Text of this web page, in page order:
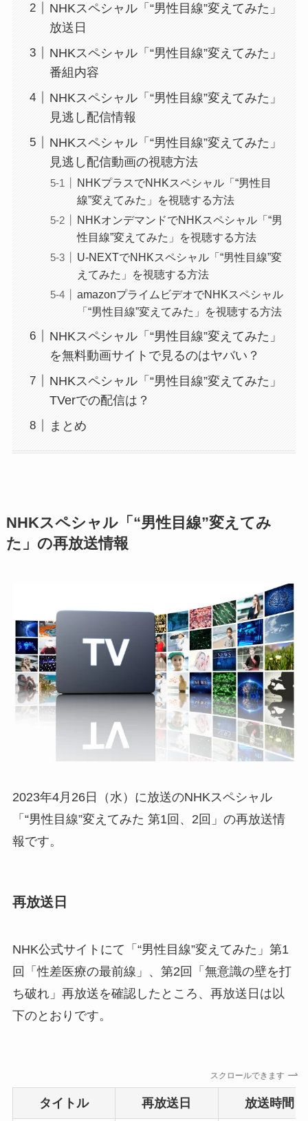
NHKスペシャル「“男性目線”変えてみた」
放送日
NHKスペシャル「“男性目線”変えてみた」
番組内容
NHKスペシャル「“男性目線”変えてみた」
見逃し配信情報
NHKスペシャル「“男性目線”変えてみた」
見逃し配信動画の視聴方法
NHKプラスでNHKスペシャル「“男性目
線”変えてみた」を視聴する方法
NHKオンデマンドでNHKスペシャル「“男
性目線”変えてみた」を視聴する方法
U-NEXTでNHKスペシャル「“男性目線”変
えてみた」を視聴する方法
amazonプライムビデオでNHKスペシャル
「“男性目線”変えてみた」を視聴する方法
NHKスペシャル「“男性目線”変えてみた」
を無料動画サイトで見るのはヤバい？
NHKスペシャル「“男性目線”変えてみた」
TVerでの配信は？
まとめ
NHKスペシャル「“男性目線”変えてみ
た」の再放送情報
2023年4月26日（水）に放送のNHKスペシャル
「“男性目線”変えてみた 第1回、2回」の再放送情
報です。
再放送日
NHK公式サイトにて「“男性目線”変えてみた」第1
回「性差医療の最前線」、第2回「無意識の壁を打
ち破れ」再放送を確認したところ、再放送日は以
下のとおりです。
スクロールできます
タイトル 再放送日 放送時間